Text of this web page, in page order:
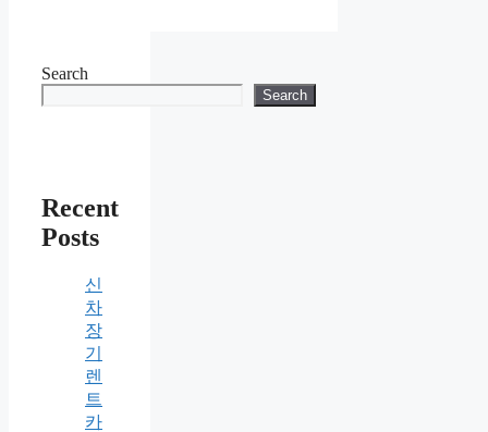
Search
Search
Recent
Posts
신
차
장
기
렌
트
카